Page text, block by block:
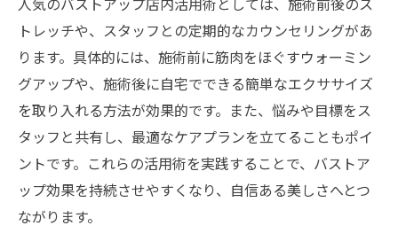
ビス
バストアップサロンの評判と効果の見極め
方
持続する美しさはバストアップの工夫から
バストアップ効果を持続させる店内ケアの
コツ
店内バストアップと自宅ケアの組み合わせ
術
トレッチや、スタッフとの定期的なカウンセリングがあ
ります。具体的には、施術前に筋肉をほぐすウォーミン
グアップや、施術後に自宅でできる簡単なエクササイズ
を取り入れる方法が効果的です。また、悩みや目標をス
タッフと共有し、最適なケアプランを立てることもポイ
ントです。これらの活用術を実践することで、バストア
ップ効果を持続させやすくなり、自信ある美しさへとつ
ながります。